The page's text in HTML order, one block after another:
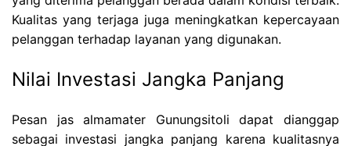
Kualitas yang terjaga juga meningkatkan kepercayaan
pelanggan terhadap layanan yang digunakan.
Nilai Investasi Jangka Panjang
Pesan jas almamater Gunungsitoli dapat dianggap
sebagai investasi jangka panjang karena kualitasnya